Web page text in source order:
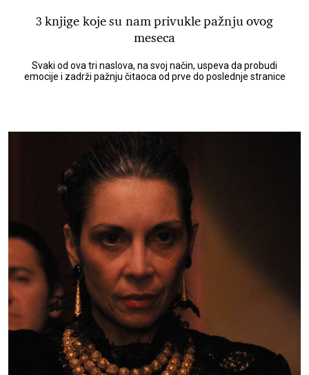
3 knjige koje su nam privukle pažnju ovog
meseca
Svaki od ova tri naslova, na svoj način, uspeva da probudi
emocije i zadrži pažnju čitaoca od prve do poslednje stranice